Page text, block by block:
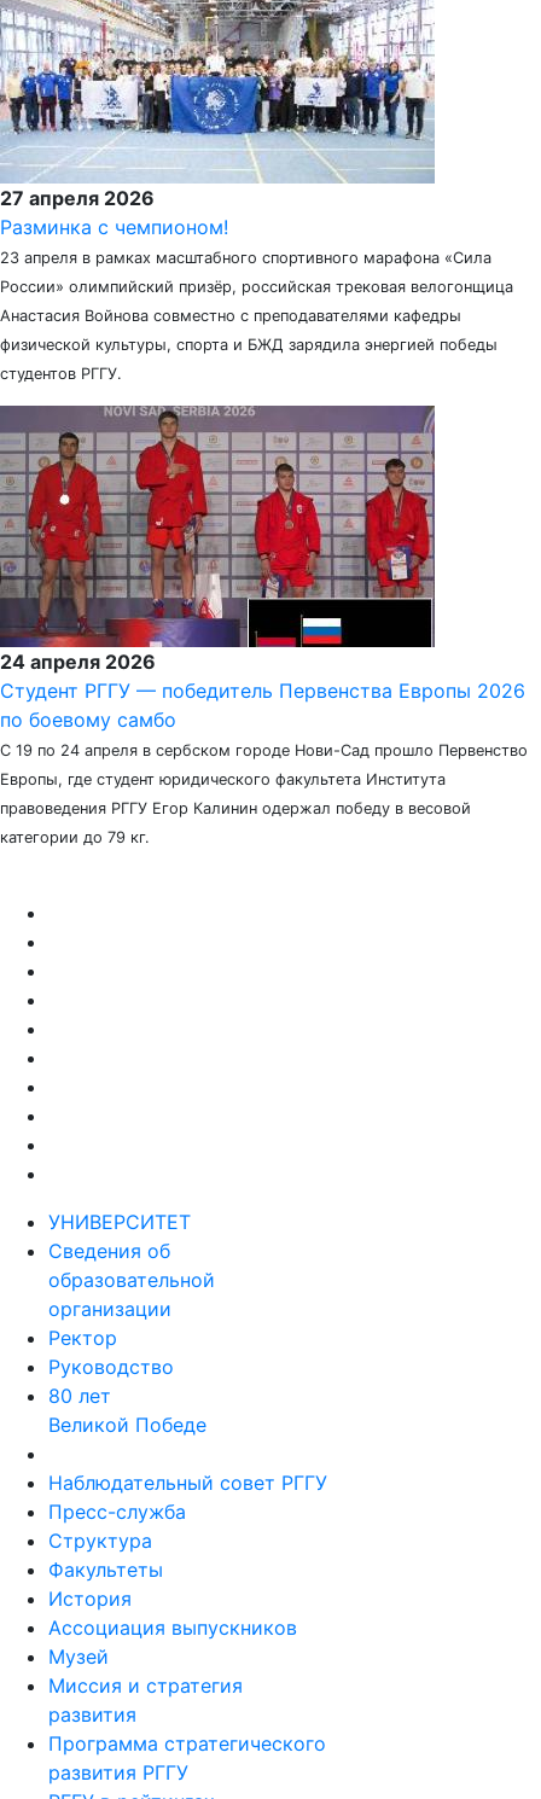
27 апреля 2026
Разминка с чемпионом!
23 апреля в рамках масштабного спортивного марафона «Сила
России» олимпийский призёр, российская трековая велогонщица
Анастасия Войнова совместно с преподавателями кафедры
физической культуры, спорта и БЖД зарядила энергией победы
студентов РГГУ.
24 апреля 2026
Студент РГГУ — победитель Первенства Европы 2026
по боевому самбо
С 19 по 24 апреля в сербском городе Нови-Сад прошло Первенство
Европы, где студент юридического факультета Института
правоведения РГГУ Егор Калинин одержал победу в весовой
категории до 79 кг.
УНИВЕРСИТЕТ
Сведения об
образовательной
организации
Ректор
Руководство
80 лет
Великой Победе
Наблюдательный совет РГГУ
Пресс-служба
Структура
Факультеты
История
Ассоциация выпускников
Музей
Миссия и стратегия
развития
Программа стратегического
развития РГГУ